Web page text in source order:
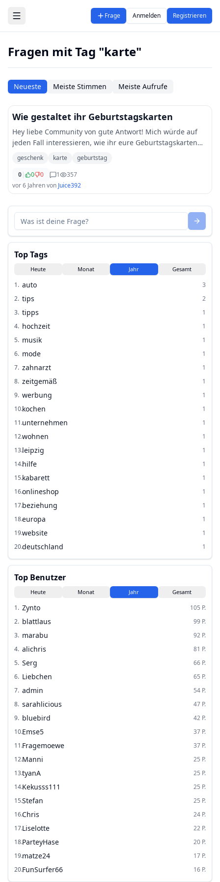
Zum Hauptinhalt springen
Frage Anmelden Registrieren
Fragen mit Tag "karte"
Neueste Meiste Stimmen Meiste Aufrufe
Wie gestaltet ihr Geburtstagskarten
Hey liebe Community von gute Antwort! Mich würde auf
jeden Fall interessieren, wie ihr eure Geburtstagskarten
designt. Ich bin leider absolut unkreativ, was das
anbetrifft. Ich habe mir bisher ledi
geschenk karte
geburtstag
0| 0 0 1
357
vor 6 Jahrenvon Juice392
Top Tags
Heute Monat Jahr Gesamt
1. auto
3
2. tips
2
3. tipps
1
4. hochzeit
1
5. musik
1
6. mode
1
7. zahnarzt
1
8. zeitgemäß
1
9. werbung
1
10.kochen
1
11.unternehmen
1
12.wohnen
1
13.leipzig
1
14.hilfe
1
15.kabarett
1
16.onlineshop
1
17.beziehung
1
18.europa
1
19.website
1
20.deutschland 1
Top Benutzer
Heute Monat Jahr Gesamt
1. Zynto 105 P.
2. blattlaus 99 P.
3. marabu 92 P.
4. alichris 81 P.
5. Serg 66 P.
6. Liebchen 65 P.
7. admin 54 P.
8. sarahlicious 47 P.
9. bluebird 42 P.
10.Emse5 37 P.
11.Fragemoewe 37 P.
12.Manni 25 P.
13.tyanA 25 P.
14.Kekusss111 25 P.
15.Stefan 25 P.
16.Chris 24 P.
17.Liselotte 22 P.
18.ParteyHase 20 P.
19.matze24 17 P.
20.FunSurfer66 16 P.